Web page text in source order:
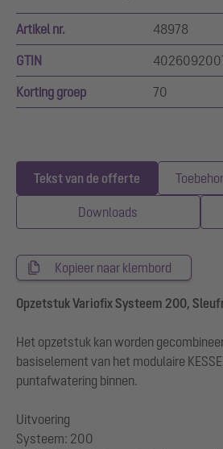
Artikel nr. 48978
GTIN
Korting groep 70
Tekst van de offerte
Downloads
Kopieer naar klembord
Opzetstuk Variofix Systeem 200,
Het opzetstuk kan worden
basiselement van het modulaire
puntafwatering binnen.
Uitvoering
Systeem: 200